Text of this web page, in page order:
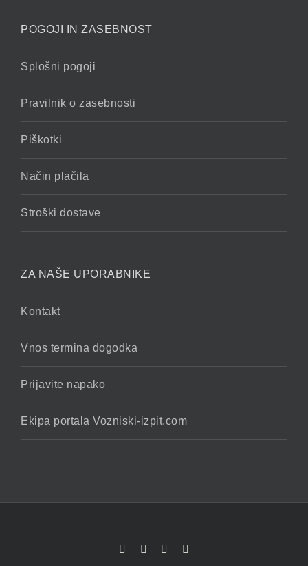
POGOJI IN ZASEBNOST
Splošni pogoji
Pravilnik o zasebnosti
Piškotki
Način plačila
Stroški dostave
ZA NAŠE UPORABNIKE
Kontakt
Vnos termina dogodka
Prijavite napako
Ekipa portala Vozniski-izpit.com
FacebookYouTube
Rss